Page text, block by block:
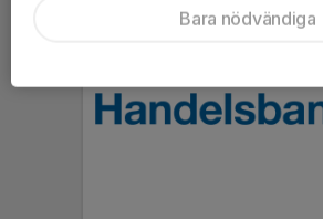
Bara nödvändiga